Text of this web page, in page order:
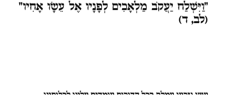
"וַיִּשְׁלַח יַעֲקֹב מַלְאָכִים לְפָנָיו אֶל עֵשָׂו אָחִיו"
(לב, ד)